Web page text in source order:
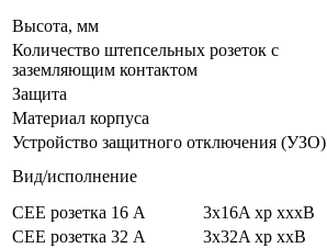
Высота, мм
Количество штепсельных розеток с
заземляющим контактом
Защита
Материал корпуса
Устройство защитного отключения (УЗО)
Вид/исполнение
CEE розетка 16 А
3x16A xp xxxВ
CEE розетка 32 А
3x32A xp xxВ